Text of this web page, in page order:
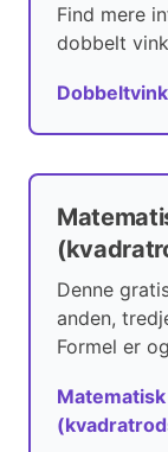
Find mere
dobbelt
Denne
anden,
Formel er